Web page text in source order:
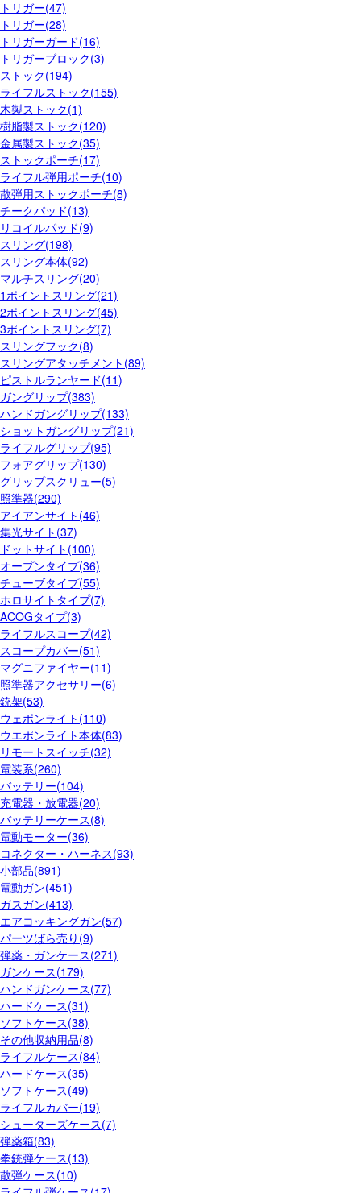
トリガー(47)
トリガー(28)
トリガーガード(16)
トリガーブロック(3)
ストック(194)
ライフルストック(155)
木製ストック(1)
樹脂製ストック(120)
金属製ストック(35)
ストックポーチ(17)
ライフル弾用ポーチ(10)
散弾用ストックポーチ(8)
チークパッド(13)
リコイルパッド(9)
スリング(198)
スリング本体(92)
マルチスリング(20)
1ポイントスリング(21)
2ポイントスリング(45)
3ポイントスリング(7)
スリングフック(8)
スリングアタッチメント(89)
ピストルランヤード(11)
ガングリップ(383)
ハンドガングリップ(133)
ショットガングリップ(21)
ライフルグリップ(95)
フォアグリップ(130)
グリップスクリュー(5)
照準器(290)
アイアンサイト(46)
集光サイト(37)
ドットサイト(100)
オープンタイプ(36)
チューブタイプ(55)
ホロサイトタイプ(7)
ACOGタイプ(3)
ライフルスコープ(42)
スコープカバー(51)
マグニファイヤー(11)
照準器アクセサリー(6)
銃架(53)
ウェポンライト(110)
ウエポンライト本体(83)
リモートスイッチ(32)
電装系(260)
バッテリー(104)
充電器・放電器(20)
バッテリーケース(8)
電動モーター(36)
コネクター・ハーネス(93)
小部品(891)
電動ガン(451)
ガスガン(413)
エアコッキングガン(57)
パーツばら売り(9)
弾薬・ガンケース(271)
ガンケース(179)
ハンドガンケース(77)
ハードケース(31)
ソフトケース(38)
その他収納用品(8)
ライフルケース(84)
ハードケース(35)
ソフトケース(49)
ライフルカバー(19)
シューターズケース(7)
弾薬箱(83)
拳銃弾ケース(13)
散弾ケース(10)